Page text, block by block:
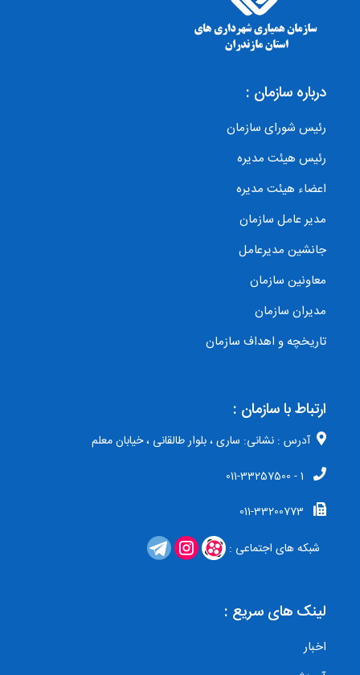
درباره سازمان :
رئیس شورای سازمان
رئیس هیئت مدیره
اعضاء هیئت مدیره
مدیر عامل سازمان
جانشین مدیرعامل
معاونین سازمان
مدیران سازمان
تاریخچه و اهداف سازمان
لینک های سریع :
اخبار
ارتباط با سازمان :
آدرس : نشانی: ساری ، بلوار طالقانی ، خیابان معلم
1 - 011-33257500
011-33200773
شبکه های اجتماعی :